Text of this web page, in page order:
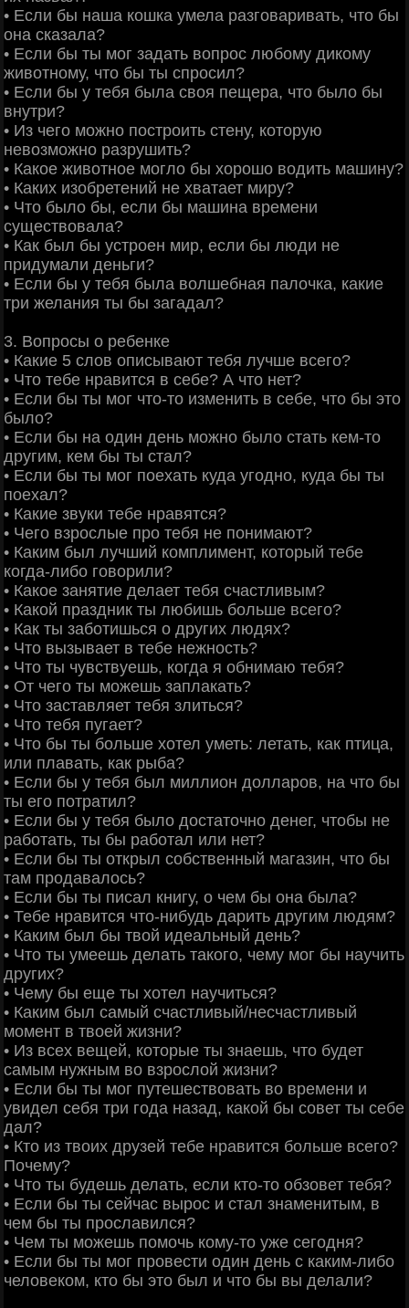
• Если бы наша кошка умела разговаривать, что бы
она сказала?
• Если бы ты мог задать вопрос любому дикому
животному, что бы ты спросил?
• Если бы у тебя была своя пещера, что было бы
внутри?
• Из чего можно построить стену, которую
невозможно разрушить?
• Какое животное могло бы хорошо водить машину?
• Каких изобретений не хватает миру?
• Что было бы, если бы машина времени
существовала?
• Как был бы устроен мир, если бы люди не
придумали деньги?
• Если бы у тебя была волшебная палочка, какие
три желания ты бы загадал?
3. Вопросы о ребенке
• Какие 5 слов описывают тебя лучше всего?
• Что тебе нравится в себе? А что нет?
• Если бы ты мог что-то изменить в себе, что бы это
было?
• Если бы на один день можно было стать кем-то
другим, кем бы ты стал?
• Если бы ты мог поехать куда угодно, куда бы ты
поехал?
• Какие звуки тебе нравятся?
• Чего взрослые про тебя не понимают?
• Каким был лучший комплимент, который тебе
когда-либо говорили?
• Какое занятие делает тебя счастливым?
• Какой праздник ты любишь больше всего?
• Как ты заботишься о других людях?
• Что вызывает в тебе нежность?
• Что ты чувствуешь, когда я обнимаю тебя?
• От чего ты можешь заплакать?
• Что заставляет тебя злиться?
• Что тебя пугает?
• Что бы ты больше хотел уметь: летать, как птица,
или плавать, как рыба?
• Если бы у тебя был миллион долларов, на что бы
ты его потратил?
• Если бы у тебя было достаточно денег, чтобы не
работать, ты бы работал или нет?
• Если бы ты открыл собственный магазин, что бы
там продавалось?
• Если бы ты писал книгу, о чем бы она была?
• Тебе нравится что-нибудь дарить другим людям?
• Каким был бы твой идеальный день?
• Что ты умеешь делать такого, чему мог бы научить
других?
• Чему бы еще ты хотел научиться?
• Каким был самый счастливый/несчастливый
момент в твоей жизни?
• Из всех вещей, которые ты знаешь, что будет
самым нужным во взрослой жизни?
• Если бы ты мог путешествовать во времени и
увидел себя три года назад, какой бы совет ты себе
дал?
• Кто из твоих друзей тебе нравится больше всего?
Почему?
• Что ты будешь делать, если кто-то обзовет тебя?
• Если бы ты сейчас вырос и стал знаменитым, в
чем бы ты прославился?
• Чем ты можешь помочь кому-то уже сегодня?
• Если бы ты мог провести один день с каким-либо
человеком, кто бы это был и что бы вы делали?